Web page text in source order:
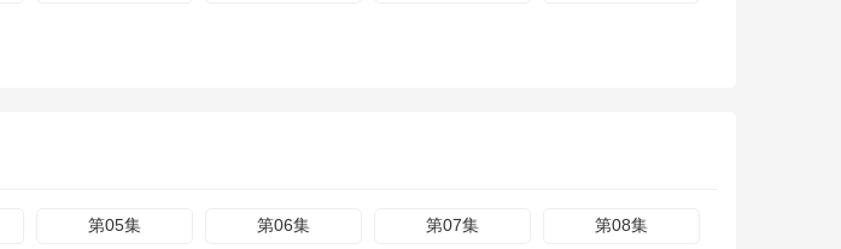
第05集 第06集 第07集 第08集